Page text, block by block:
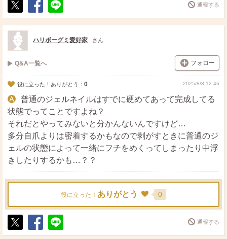
ポ
ス
ト
シ
ェ
送
る
通報する
ハリボーグミ愛好家 さん
Q&A一覧へ フォロー
役に立った！ありがとう： 0 2025/8/8 12:46
普通のジェルネイルはすでに硬めてあって完成してる
状態でってことですよね？
それだとやってみないと分かんないんですけど…
多分自爪よりは密着するかもなので剥がすときに普通のジ
ェルの状態によって一緒にフチをめくってしまったり中浮
きしたりするかも…？？
役に立った！ ありがとう 0
ポ
シ
送
通報する